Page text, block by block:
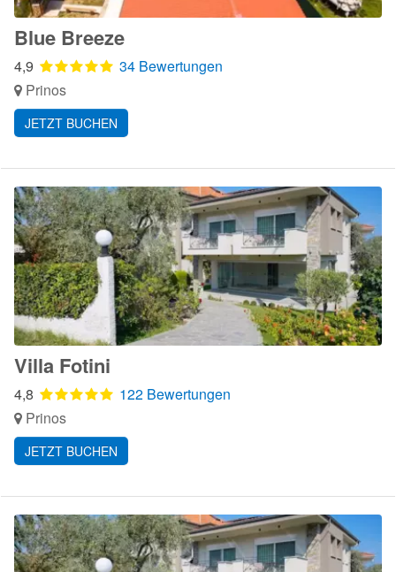
Blue Breeze
4,9
34 Bewertungen
Prinos
JETZT BUCHEN
Villa Fotini
4,8
122 Bewertungen
Prinos
JETZT BUCHEN